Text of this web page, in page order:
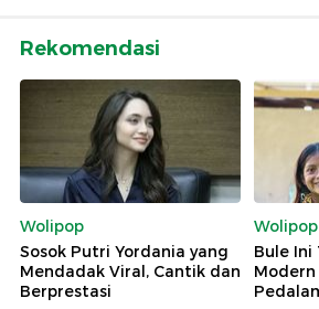
Rekomendasi
Wolipop
Sosok Putri Yordania yang
Mendadak Viral, Cantik dan
Berprestasi
Wolipop
Bule